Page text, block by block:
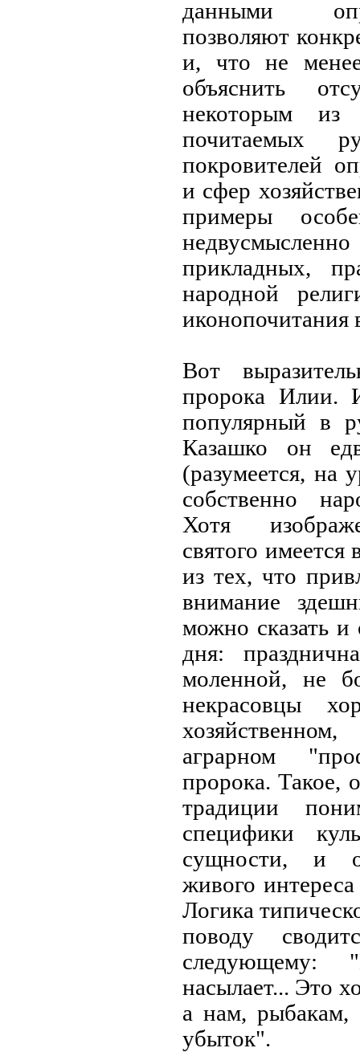
данными
позволяют
и, что не
объяснить
некоторым из
почитаемых
покровителей
и сфер
примеры
недвусмысленно
прикладных,
народной
иконопочитания
Вот
пророка Илии.
популярный в
Казашко он
(разумеется, на
собственно
Хотя
святого
из тех, что
внимание
можно сказать
дня:
моленной, не
некрасовцы
хозяйственном,
аграрном
пророка. Такое,
традиции
специфики
сущности, и
живого
Логика
поводу
следующему:
насылает... Это
а нам, рыбакам,
убыток".